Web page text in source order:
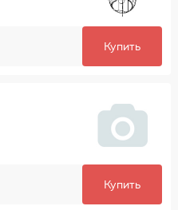
Купить
Купить